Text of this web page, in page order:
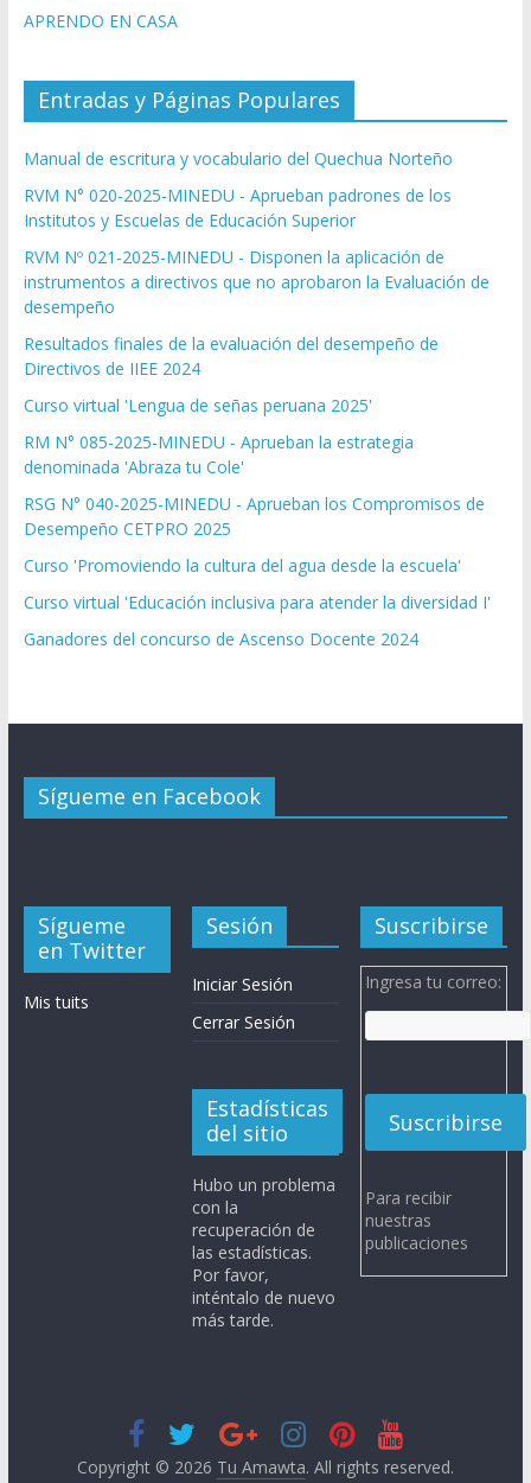
APRENDO EN CASA
Entradas y Páginas Populares
Manual de escritura y vocabulario del Quechua Norteño
RVM N° 020-2025-MINEDU - Aprueban padrones de los
Institutos y Escuelas de Educación Superior
RVM Nº 021-2025-MINEDU - Disponen la aplicación de
instrumentos a directivos que no aprobaron la Evaluación de
desempeño
Resultados finales de la evaluación del desempeño de
Directivos de IIEE 2024
Curso virtual 'Lengua de señas peruana 2025'
RM N° 085-2025-MINEDU - Aprueban la estrategia
denominada 'Abraza tu Cole'
RSG N° 040-2025-MINEDU - Aprueban los Compromisos de
Desempeño CETPRO 2025
Curso 'Promoviendo la cultura del agua desde la escuela'
Curso virtual 'Educación inclusiva para atender la diversidad I'
Ganadores del concurso de Ascenso Docente 2024
Sígueme en Facebook
Sígueme
en Twitter
Mis tuits
Sesión
Iniciar Sesión
Cerrar Sesión
Estadísticas
del sitio
Hubo un problema
con la
recuperación de
las estadísticas.
Por favor,
inténtalo de nuevo
más tarde.
Suscribirse
Ingresa tu correo:
Para recibir
nuestras
publicaciones
Copyright © 2026 Tu Amawta. All rights reserved.